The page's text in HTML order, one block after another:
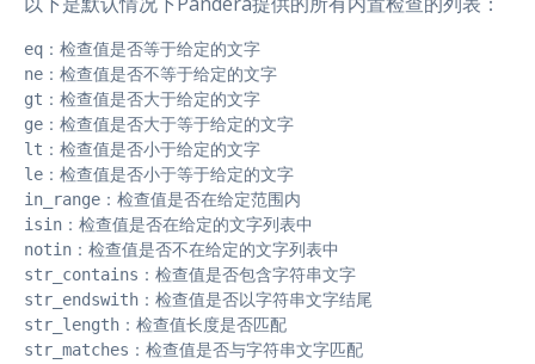
eq：检查值是否等于给定的文字
ne：检查值是否不等于给定的文字
gt：检查值是否大于给定的文字
ge：检查值是否大于等于给定的文字
lt：检查值是否小于给定的文字
le：检查值是否小于等于给定的文字
in_range：检查值是否在给定范围内
isin：检查值是否在给定的文字列表中
notin：检查值是否不在给定的文字列表中
str_contains：检查值是否包含字符串文字
str_endswith：检查值是否以字符串文字结尾
str_length：检查值长度是否匹配
str_matches：检查值是否与字符串文字匹配